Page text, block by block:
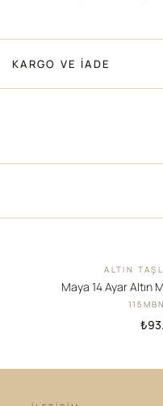
KARGO VE İADE
ALTIN
Maya 14 Ayar Altın